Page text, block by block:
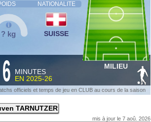
NATIONALITE
? kg SUISSE
6
MINUTES
EN 2025-26
MILIEU
officiels et temps de jeu en CLUB au cours de la saison
TARNUTZER
mis à jour le 7 aoû. 2026